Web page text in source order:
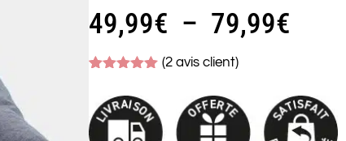
49,99€ – 79,99€
sur 5
basé sur
notations
client
(2 avis client)